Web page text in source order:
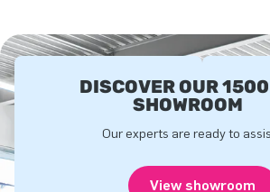
DISCOVER OUR
SHOWROOM
Our experts are ready to
View showroom